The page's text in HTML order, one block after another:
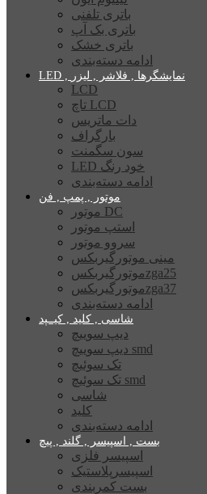
باتری تلفنی
باتری بک آپ
باتری خشک
ادامه دسته‌بندی
LED , نمایشگرها , فلاشر , لیزر
LCD
تاچ LCD
دات ماتریس
بارگراف
سون سگمنت
LED خود رنگ
ادامه دسته‌بندی
موتور , پمپ , فن
موتور DC
استپ موتور
سروو موتور
مینی موتورگیربکس
موتورگیربکسzga25
موتورگیربکسzga37
ادامه دسته‌بندی
شاسی , کلید , کیــپد
دیپ سوییچ
دیپ سوییچ smd
تک سوئیچ
تک سوئیچ smd
شاسی
کلید
ادامه دسته‌بندی
بست , اسپیسر , گلند , پیچ
اسپیسر فلزی
اسپیسرپلاستیک
بست کمربندی